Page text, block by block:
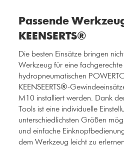
Passende
KEENSERTS®
Die besten Einsätze bringen
Werkzeug für eine
hydropneumatischen
KEENSEERTS®-
M10 installiert werden. Dank
Tools ist eine individuelle
unterschiedlichsten Größen
und einfache
dem Werkzeug leicht zu